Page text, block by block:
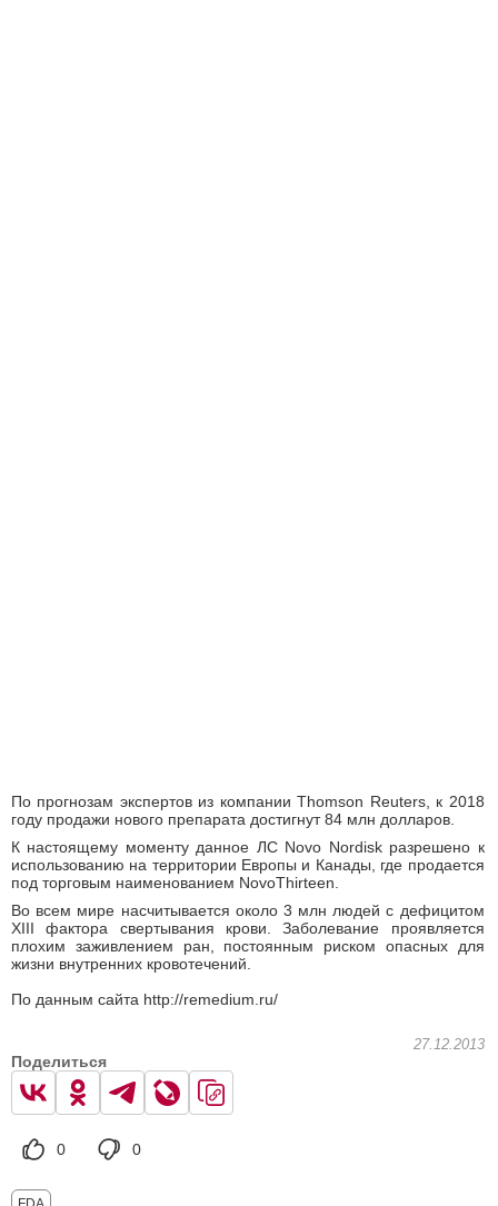
По прогнозам экспертов из компании Thomson Reuters, к 2018
году продажи нового препарата достигнут 84 млн долларов.
К настоящему моменту данное ЛС Novo Nordisk разрешено к
использованию на территории Европы и Канады, где продается
под торговым наименованием NovoThirteen.
Во всем мире насчитывается около 3 млн людей с дефицитом
XIII фактора свертывания крови. Заболевание проявляется
плохим заживлением ран, постоянным риском опасных для
жизни внутренних кровотечений.
По данным сайта http://remedium.ru/
27.12.2013
Поделиться
0 0